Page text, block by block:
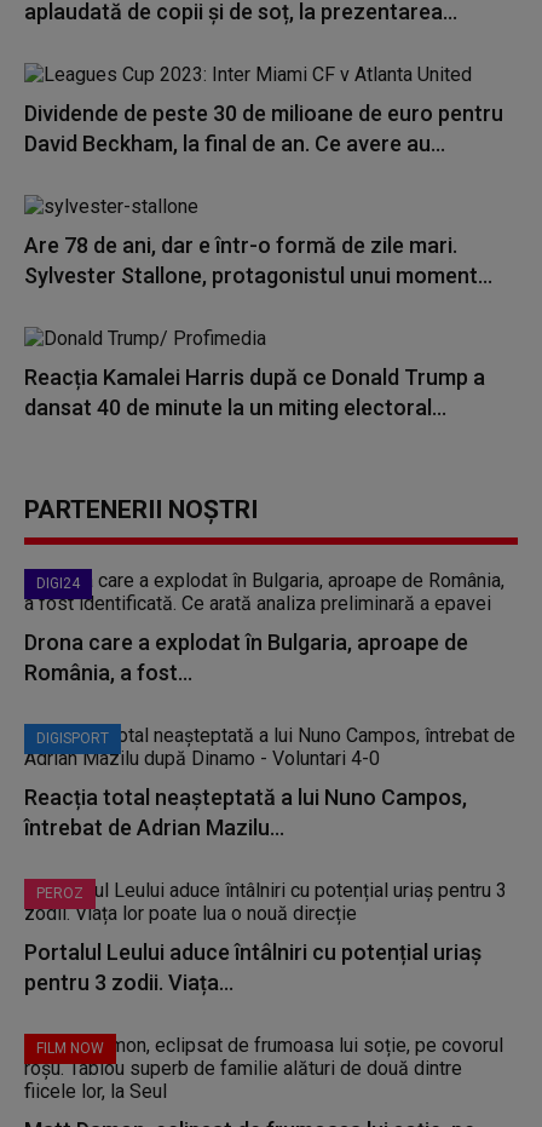
aplaudată de copii și de soț, la prezentarea...
Dividende de peste 30 de milioane de euro pentru
David Beckham, la final de an. Ce avere au...
Are 78 de ani, dar e într-o formă de zile mari.
Sylvester Stallone, protagonistul unui moment...
Reacția Kamalei Harris după ce Donald Trump a
dansat 40 de minute la un miting electoral...
PARTENERII NOȘTRI
DIGI24
Drona care a explodat în Bulgaria, aproape de
România, a fost...
DIGISPORT
Reacția total neașteptată a lui Nuno Campos,
întrebat de Adrian Mazilu...
PEROZ
Portalul Leului aduce întâlniri cu potențial uriaș
pentru 3 zodii. Viața...
FILM NOW